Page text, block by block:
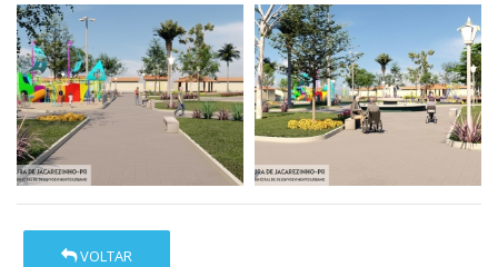
VOLTAR